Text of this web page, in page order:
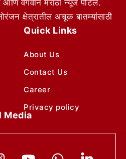
वेगवान मराठी न्यूज पोर्टल.
क्षेत्रातील अचूक बातम्यांसाठी
Quick Links
About Us
Contact Us
Career
Privacy policy
Media